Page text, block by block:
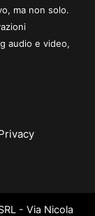
ma non solo.
audio e video,
- Via Nicola